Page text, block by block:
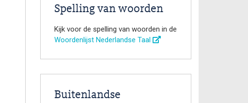
Spelling van woorden
Kijk voor de spelling van woorden in de
Woordenlijst Nederlandse Taal
Buitenlandse